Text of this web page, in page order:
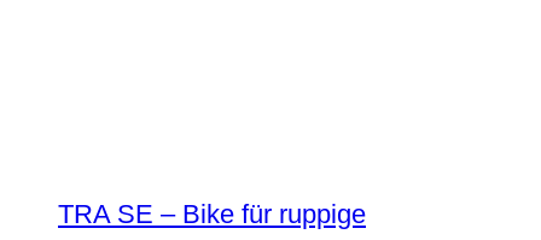
TRA SE – Bike für ruppige